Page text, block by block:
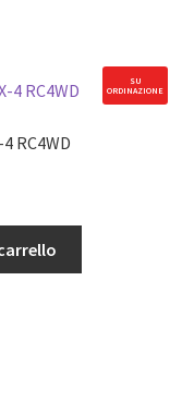
SU
ORDINAZIONE
RC4WD